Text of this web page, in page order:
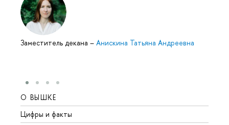
Заместитель декана – Анискина Татьяна Андреевна
О ВЫШКЕ
Цифры и факты